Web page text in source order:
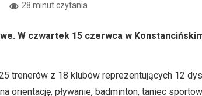
28 minut czytania
W czwartek 15 czerwca w
trenerów z 18 klubów reprezentujących 12
orientację, pływanie, badminton, taniec